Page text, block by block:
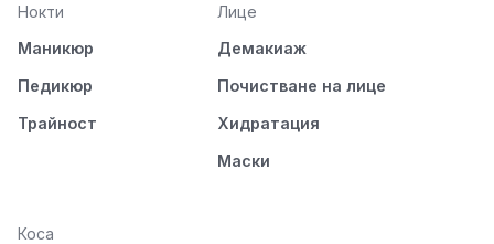
Нокти
Маникюр
Педикюр
Трайност
Лице
Демакиаж
Почистване на лице
Хидратация
Маски
Коса